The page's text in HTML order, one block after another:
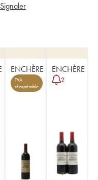
Signaler
ENCHÈRE
TVA
récupérable
ENCHÈRE
2